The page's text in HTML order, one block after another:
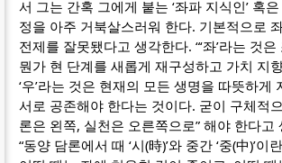
서 그는 간혹 그에게 붙는 ‘좌파 지식인’ 혹은
정을 아주 거북살스러워 한다. 기본적으로
전제를 잘못됐다고 생각한다. “‘좌’라는 것
뭔가 현 단계를 새롭게 재구성하고 가치 지
‘우’라는 것은 현재의 모든 생명을 따뜻하게
서로 공존해야 한다는 것이다. 굳이 구체적
론은 왼쪽, 실천은 오른쪽으로” 해야 한다고
“동양 담론에서 때 ‘시(時)’와 중간 ‘중(中)’이